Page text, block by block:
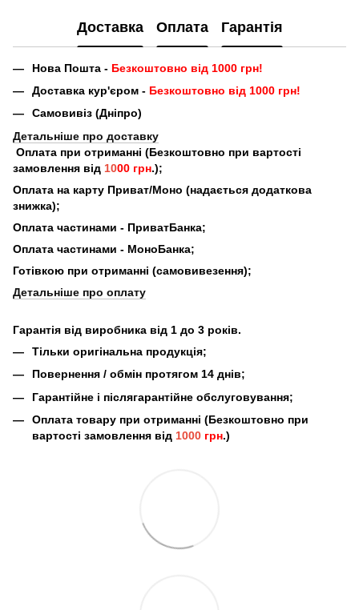
Доставка Оплата Гарантія
Нова Пошта - Безкоштовно від 1000 грн!
Доставка кур'єром - Безкоштовно від 1000 грн!
Самовивіз (Дніпро)
Детальніше про доставку
Оплата при отриманні (Безкоштовно при вартості
замовлення від 1000 грн.);
Оплата на карту Приват/Моно (надається додаткова
знижка);
Оплата частинами - ПриватБанка;
Оплата частинами - МоноБанка;
Готівкою при отриманні (самовивезення);
Детальніше про оплату
Гарантія від виробника від 1 до 3 років.
Тільки оригінальна продукція;
Повернення / обмін протягом 14 днів;
Гарантійне і післягарантійне обслуговування;
Оплата товару при отриманні (Безкоштовно при
вартості замовлення від 1000 грн.)